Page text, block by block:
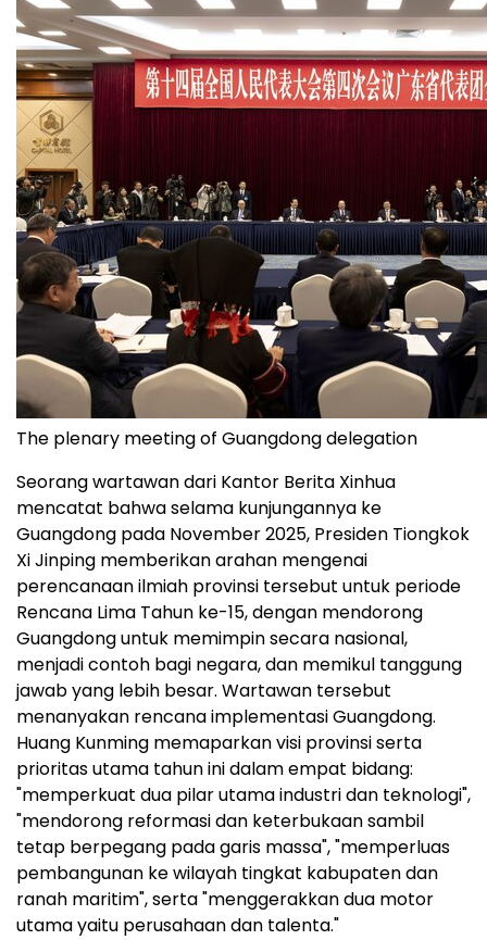
The plenary meeting of Guangdong delegation
Seorang wartawan dari Kantor Berita Xinhua
mencatat bahwa selama kunjungannya ke
Guangdong pada November 2025, Presiden Tiongkok
Xi Jinping memberikan arahan mengenai
perencanaan ilmiah provinsi tersebut untuk periode
Rencana Lima Tahun ke-15, dengan mendorong
Guangdong untuk memimpin secara nasional,
menjadi contoh bagi negara, dan memikul tanggung
jawab yang lebih besar. Wartawan tersebut
menanyakan rencana implementasi Guangdong.
Huang Kunming memaparkan visi provinsi serta
prioritas utama tahun ini dalam empat bidang:
"memperkuat dua pilar utama industri dan teknologi",
"mendorong reformasi dan keterbukaan sambil
tetap berpegang pada garis massa", "memperluas
pembangunan ke wilayah tingkat kabupaten dan
ranah maritim", serta "menggerakkan dua motor
utama yaitu perusahaan dan talenta."